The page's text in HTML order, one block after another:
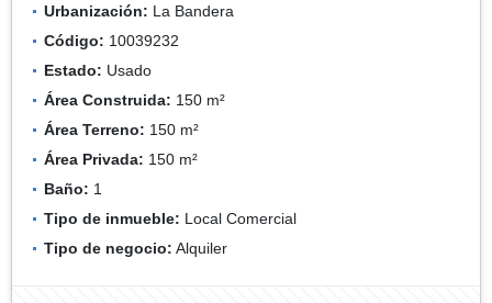
Urbanización: La Bandera
Código: 10039232
Estado: Usado
Área Construida: 150 m²
Área Terreno: 150 m²
Área Privada: 150 m²
Baño: 1
Tipo de inmueble: Local Comercial
Tipo de negocio: Alquiler